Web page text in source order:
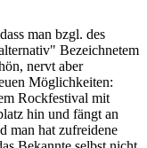
man bzgl. des
Bezeichnetem
nervt aber
Möglichkeiten:
Rockfestival mit
hin und fängt an
man hat zufreidene